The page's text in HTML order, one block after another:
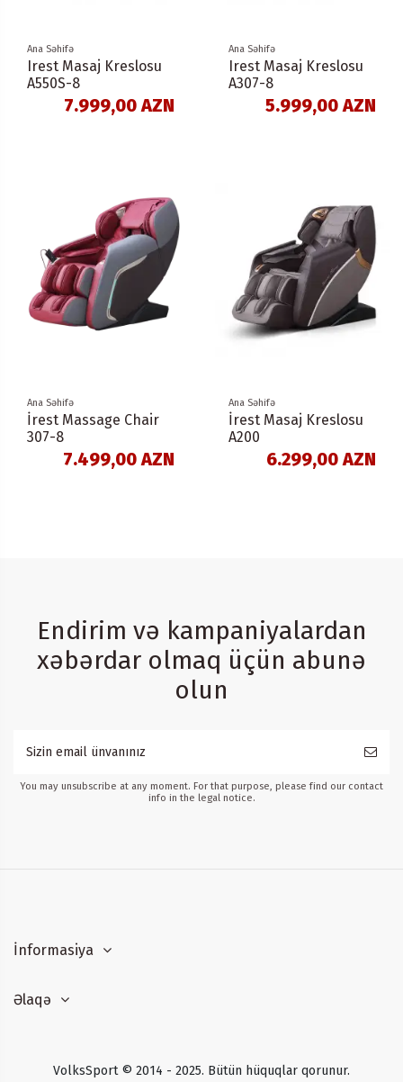
Ana Səhifə
Irest Masaj Kreslosu
A550S-8
7.999,00 AZN
Ana Səhifə
Irest Masaj Kreslosu
A307-8
5.999,00 AZN
Ana Səhifə
İrest Massage Chair
307-8
7.499,00 AZN
Ana Səhifə
İrest Masaj Kreslosu
A200
6.299,00 AZN
Endirim və kampaniyalardan
xəbərdar olmaq üçün abunə
olun
You may unsubscribe at any moment. For that purpose, please find our contact
info in the legal notice.
İnformasiya
Əlaqə
VolksSport © 2014 - 2025. Bütün hüquqlar qorunur.